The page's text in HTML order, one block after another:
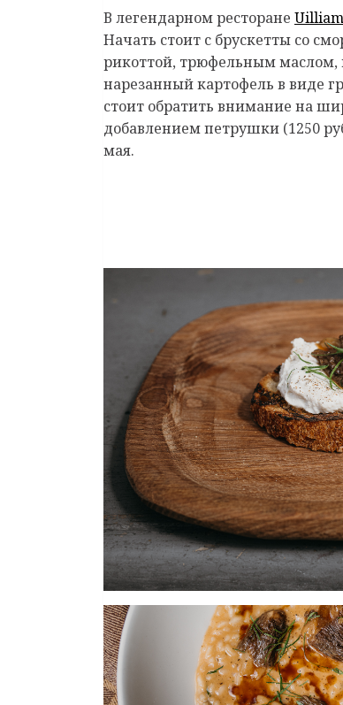
В легендарном ресторане
Начать стоит с брускетты со
рикоттой, трюфельным маслом,
нарезанный картофель в виде
стоит обратить внимание на
добавлением петрушки (1250
мая.